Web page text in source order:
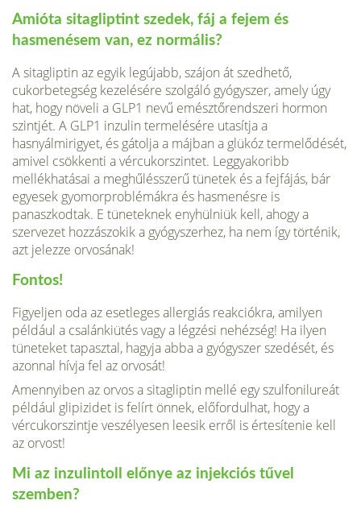
Amióta sitagliptint szedek, fáj a fejem és
hasmenésem van, ez normális?
A sitagliptin az egyik legújabb, szájon át szedhető,
cukorbetegség kezelésére szolgáló gyógyszer, amely úgy
hat, hogy növeli a GLP1 nevű emésztőrendszeri hormon
szintjét. A GLP1 inzulin termelésére utasítja a
hasnyálmirigyet, és gátolja a májban a glükóz termelődését,
amivel csökkenti a vércukorszintet. Leggyakoribb
mellékhatásai a meghűlésszerű tünetek és a fejfájás, bár
egyesek gyomorproblémákra és hasmenésre is
panaszkodtak. E tüneteknek enyhülniük kell, ahogy a
szervezet hozzászokik a gyógyszerhez, ha nem így történik,
azt jelezze orvosának!
Fontos!
Figyeljen oda az esetleges allergiás reakciókra, amilyen
például a csalánkiütés vagy a légzési nehézség! Ha ilyen
tüneteket tapasztal, hagyja abba a gyógyszer szedését, és
azonnal hívja fel az orvosát!
Amennyiben az orvos a sitagliptin mellé egy szulfonilureát
például glipizidet is felírt önnek, előfordulhat, hogy a
vércukorszintje veszélyesen leesik erről is értesítenie kell
az orvost!
Mi az inzulintoll előnye az injekciós tűvel
szemben?